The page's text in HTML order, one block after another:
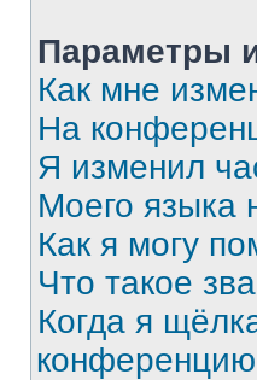
Параметры
Как мне
На
Я изменил
Моего языка
Как я могу
Что такое
Когда я